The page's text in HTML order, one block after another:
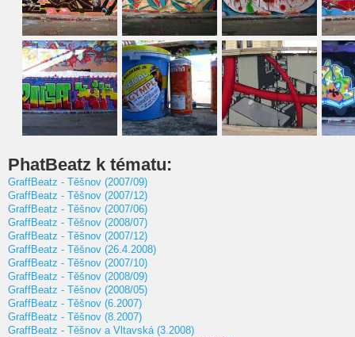
PhatBeatz k tématu:
GraffBeatz - Těšnov (2007/09)
GraffBeatz - Těšnov (2007/12)
GraffBeatz - Těšnov (2007/06)
GraffBeatz - Těšnov (2008/07)
GraffBeatz - Těšnov (2007/12)
GraffBeatz - Těšnov (26.4.2008)
GraffBeatz - Těšnov (2007/10)
GraffBeatz - Těšnov (2008/09)
GraffBeatz - Těšnov (2008/05)
GraffBeatz - Těšnov (6.2007)
GraffBeatz - Těšnov (8.2007)
GraffBeatz - Těšnov a Vltavská (3.2008)